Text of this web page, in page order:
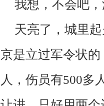
我想，不会吧
天亮了，城里
京是立过军令状
人，伤员有500多